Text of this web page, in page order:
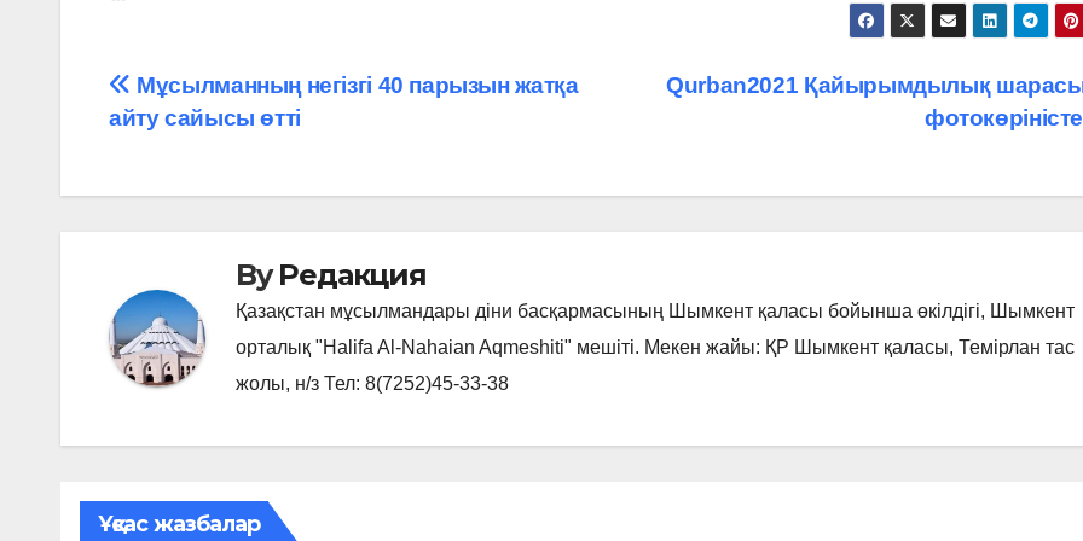
Навигация
по
записям
Qurban2021 Қайырымдылық
Мұсылманның негізгі 40 парызын жатқа
айту сайысы өтті
ByРедакция
Қазақстан мұсылмандары діни басқармасының Шымкент қаласы бойынша өкілдігі, Шымкент
орталық "Halifa Al-Nahaian Aqmeshiti" мешіті. Мекен жайы: ҚР Шымкент қаласы, Темірлан тас
жолы, н/з Тел: 8(7252)45-33-38
Ұқсас жазбалар